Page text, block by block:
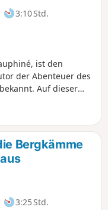
Dorfes Montcarra und
angenehme
Ende (städtische
auf
stellt die
vernachlässigenden
weit wie möglich
3:10 Std.
ist den
der Abenteuer des
Auf dieser
Schloss Chapeau
Bergkämme
3:25 Std.